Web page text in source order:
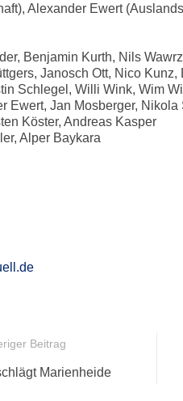
Alexander Ewert
Benjamin Kurth, Nils
Janosch Ott, Nico
Schlegel, Willi Wink, Wim
Ewert, Jan Mosberger,
Köster, Andreas Kasper
Alper Baykara
Beitrag
Marienheide